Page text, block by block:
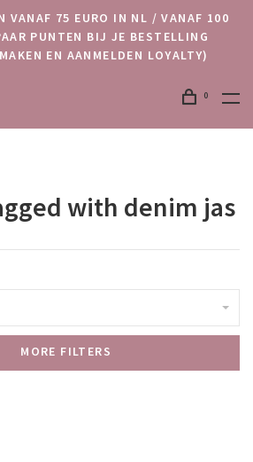
VANAF 75 EURO IN NL / VANAF 100
PUNTEN BIJ JE BESTELLING
EN AANMELDEN LOYALTY)
0
with denim jas
MORE FILTERS